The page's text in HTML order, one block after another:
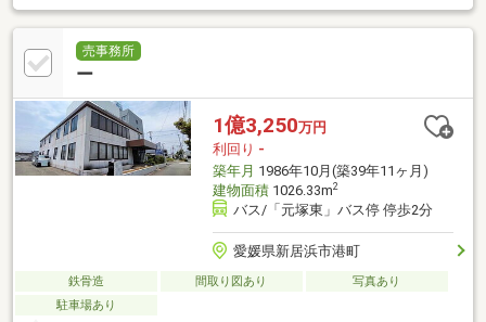
売事務所
ー
1億3,250万円
利回り -
築年月 1986年10月(築39年11ヶ月)
建物面積1026.33m2
バス/「元塚東」バス停 停歩2分
愛媛県新居浜市港町
鉄骨造 間取り図あり
写真あり
駐車場あり